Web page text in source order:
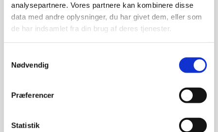
analysepartnere. Vores partnere kan kombinere disse
data med andre oplysninger, du har givet dem, eller som
de har indsamlet fra din brug af deres tjenester.
Nødvendig
Præferencer
Statistik
Landsforeningen Liv&Død
Bispebjerg Torv 16 St. TV
info@livogdoed.dk
Ligbrændingsforening)